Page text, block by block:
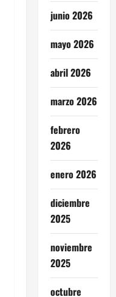
junio 2026
mayo 2026
abril 2026
marzo 2026
febrero
2026
enero 2026
diciembre
2025
noviembre
2025
octubre